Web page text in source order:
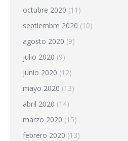
octubre 2020 (11)
septiembre 2020 (10)
agosto 2020 (9)
julio 2020 (9)
junio 2020 (12)
mayo 2020 (13)
abril 2020 (14)
marzo 2020 (15)
febrero 2020 (13)